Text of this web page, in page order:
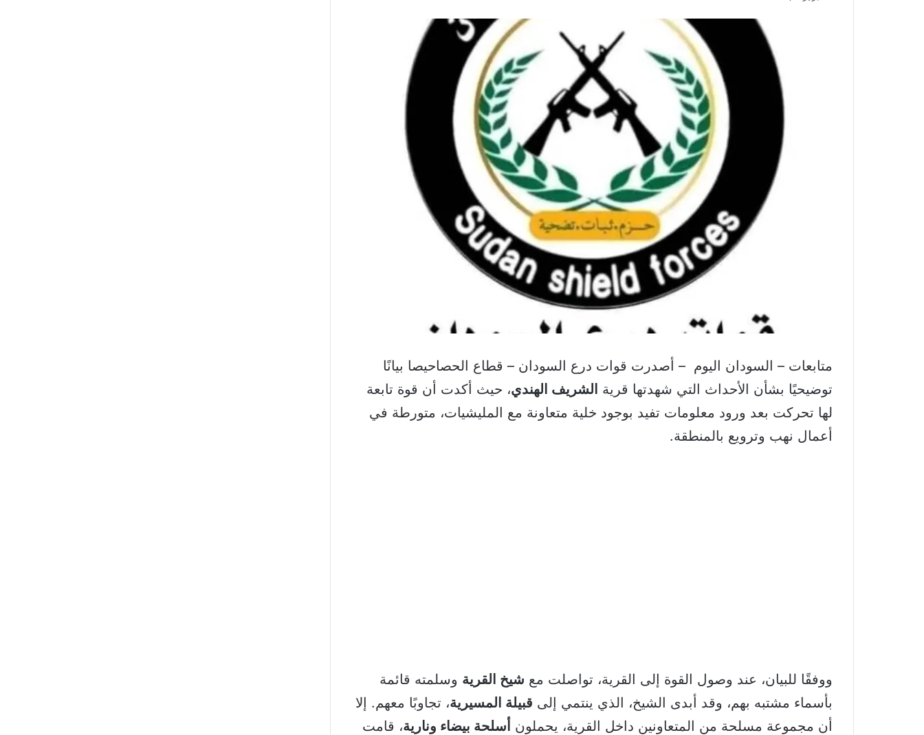
متابعات – السودان اليوم – أصدرت قوات درع السودان – قطاع الحصاحيصا بيانًا
توضيحيًا بشأن الأحداث التي شهدتها قرية الشريف الهندي، حيث أكدت أن قوة تابعة
لها تحركت بعد ورود معلومات تفيد بوجود خلية متعاونة مع المليشيات، متورطة في
أعمال نهب وترويع بالمنطقة.
ووفقًا للبيان، عند وصول القوة إلى القرية، تواصلت مع شيخ القرية وسلمته قائمة
بأسماء مشتبه بهم، وقد أبدى الشيخ، الذي ينتمي إلى قبيلة المسيرية، تجاوبًا معهم. إلا
أن مجموعة مسلحة من المتعاونين داخل القرية، يحملون أسلحة بيضاء ونارية، قامت